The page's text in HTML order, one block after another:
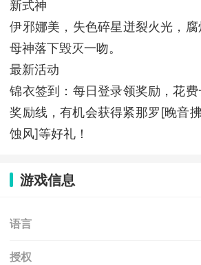
新式神
伊邪娜美，失色碎星迸裂火光，腐
母神落下毁灭一吻。
最新活动
锦衣签到：每日登录领奖励，花
奖励线，有机会获得紧那罗[晚音
蚀风]等好礼！
游戏信息
语言
授权